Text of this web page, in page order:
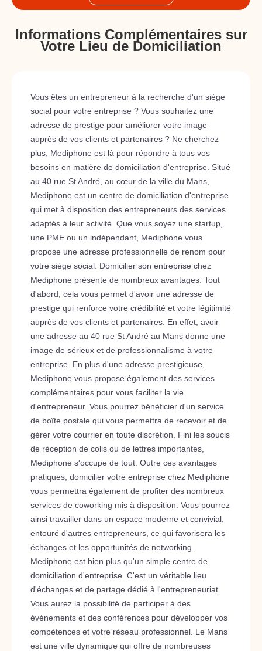
Informations Complémentaires sur
Votre Lieu de Domiciliation
Vous êtes un entrepreneur à la recherche d'un siège
social pour votre entreprise ? Vous souhaitez une
adresse de prestige pour améliorer votre image
auprès de vos clients et partenaires ? Ne cherchez
plus, Mediphone est là pour répondre à tous vos
besoins en matière de domiciliation d'entreprise. Situé
au 40 rue St André, au cœur de la ville du Mans,
Mediphone est un centre de domiciliation d'entreprise
qui met à disposition des entrepreneurs des services
adaptés à leur activité. Que vous soyez une startup,
une PME ou un indépendant, Mediphone vous
propose une adresse professionnelle de renom pour
votre siège social. Domicilier son entreprise chez
Mediphone présente de nombreux avantages. Tout
d'abord, cela vous permet d'avoir une adresse de
prestige qui renforce votre crédibilité et votre légitimité
auprès de vos clients et partenaires. En effet, avoir
une adresse au 40 rue St André au Mans donne une
image de sérieux et de professionnalisme à votre
entreprise. En plus d'une adresse prestigieuse,
Mediphone vous propose également des services
complémentaires pour vous faciliter la vie
d'entrepreneur. Vous pourrez bénéficier d'un service
de boîte postale qui vous permettra de recevoir et de
gérer votre courrier en toute discrétion. Fini les soucis
de réception de colis ou de lettres importantes,
Mediphone s'occupe de tout. Outre ces avantages
pratiques, domicilier votre entreprise chez Mediphone
vous permettra également de profiter des nombreux
services de coworking mis à disposition. Vous pourrez
ainsi travailler dans un espace moderne et convivial,
entouré d'autres entrepreneurs, ce qui favorisera les
échanges et les opportunités de networking.
Mediphone est bien plus qu'un simple centre de
domiciliation d'entreprise. C'est un véritable lieu
d'échanges et de partage dédié à l'entrepreneuriat.
Vous aurez la possibilité de participer à des
événements et des conférences pour développer vos
compétences et votre réseau professionnel. Le Mans
est une ville dynamique qui offre de nombreuses